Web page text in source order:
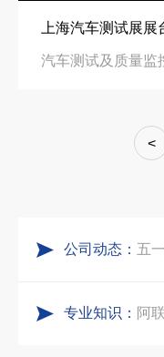
<
公司动态：
专业知识：